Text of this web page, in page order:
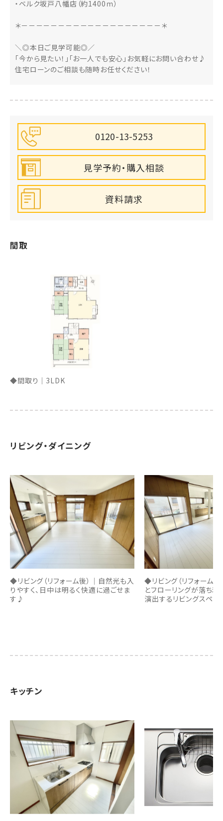
・ベルク坂戸八幡店（約1400ｍ）
＊－－－－－－－－－－－－－－－－－－－＊
＼◎本日ご見学可能◎／
「今から見たい！」「お一人でも安心」お気軽にお問い合わせ♪
住宅ローンのご相談も随時お任せください！
0120-13-5253
見学予約・購入相談
資料請求
間取
◆間取り｜3LDK
リビング・ダイニング
◆リビング（リフォーム後）｜自然光も入
りやすく、日中は明るく快適に過ごせま
す♪
◆リビング（リフォーム
とフローリングが落ち
演出するリビングスペー
キッチン